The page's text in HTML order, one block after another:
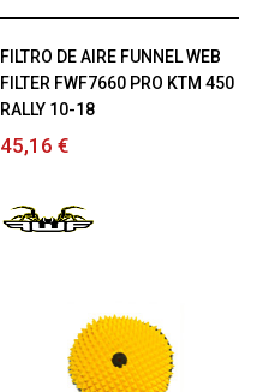
FILTRO DE AIRE FUNNEL WEB
FILTER FWF7660 PRO KTM 450
RALLY 10-18
45,16 €